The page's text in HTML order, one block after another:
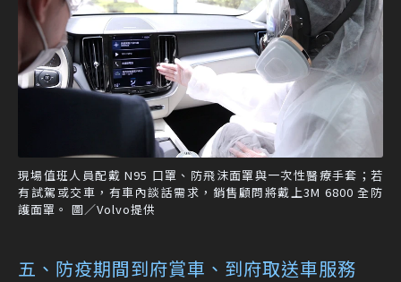
現場值班人員配戴 N95 口罩、防飛沫面罩與一次性醫療手套；若
有試駕或交車，有車內談話需求，銷售顧問將戴上3M 6800 全防
護面罩。 圖／Volvo提供
五、防疫期間到府賞車、到府取送車服務